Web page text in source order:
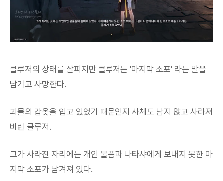
클루저의 상태를 살피지만 클루저는 '마지막 소포' 라는 말을
남기고 사망한다.
괴물의 갑옷을 입고 있었기 때문인지 사체도 남지 않고 사라져
버린 클루저.
그가 사라진 자리에는 개인 물품과 나타샤에게 보내지 못한 마
지막 소포가 남겨져 있다.